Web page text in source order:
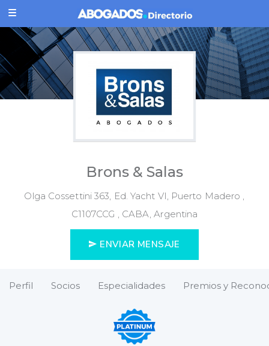
Brons & Salas
Olga Cossettini 363, Ed. Yacht VI, Puerto Madero ,
C1107CCG , CABA, Argentina
ENVIAR MENSAJE
Perfil Socios Especialidades Premios y